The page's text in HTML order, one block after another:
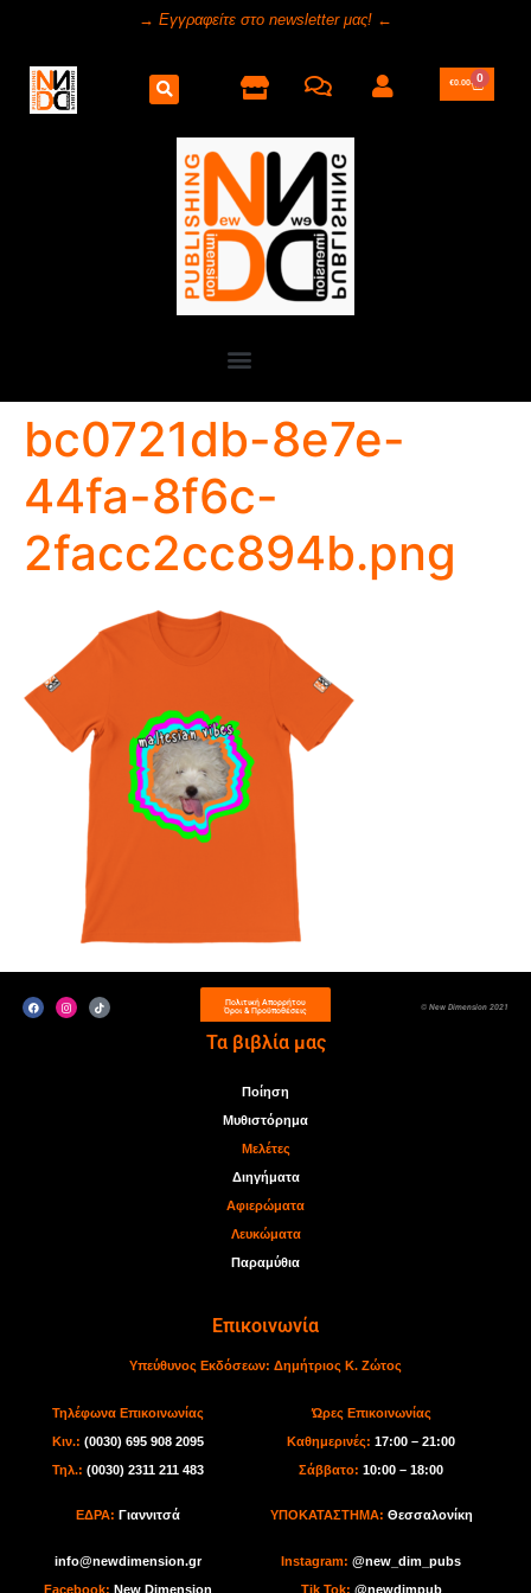
→ Εγγραφείτε στο newsletter μας! ←
€0.00 0
bc0721db-8e7e-
44fa-8f6c-
2facc2cc894b.png
Πολιτική Απορρήτου
Όροι & Προϋποθέσεις
© New Dimension 2021
Τα βιβλία μας
Ποίηση
Μυθιστόρημα
Μελέτες
Διηγήματα
Αφιερώματα
Λευκώματα
Παραμύθια
Επικοινωνία
Υπεύθυνος Εκδόσεων: Δημήτριος Κ. Ζώτος
Τηλέφωνα Επικοινωνίας
Κιν.: (0030) 695 908 2095
Τηλ.: (0030) 2311 211 483
ΕΔΡΑ: Γιαννιτσά
info@newdimension.gr
Facebook:New Dimension
Ώρες Επικοινωνίας
Καθημερινές:17:00 – 21:00
Σάββατο: 10:00 – 18:00
ΥΠΟΚΑΤΑΣΤΗΜΑ: Θεσσαλονίκη
Instagram:@new_dim_pubs
Tik Tok: @newdimpub